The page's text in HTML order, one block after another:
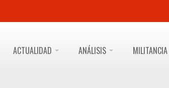
ACTUALIDAD ANÁLISIS MILITANCIA